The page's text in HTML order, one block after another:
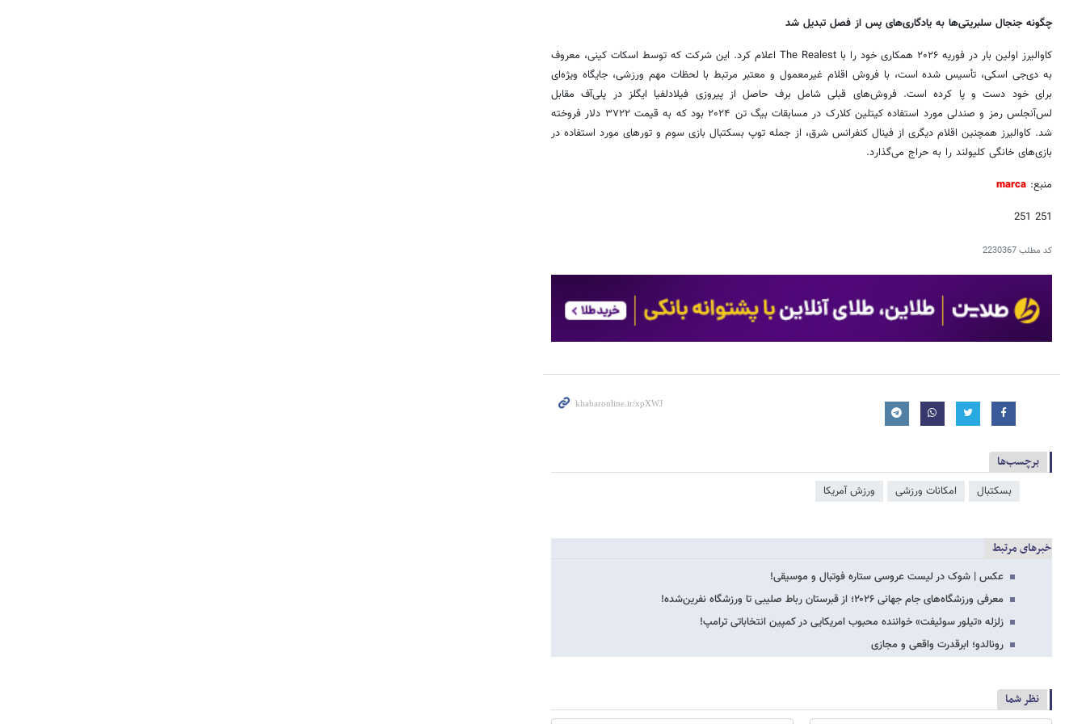
چگونه جنجال سلبریتی‌ها به یادگاری‌های پس از فصل تبدیل شد
کاوالیرز اولین بار در فوریه ۲۰۲۶ همکاری خود را با The Realest اعلام کرد. این شرکت که توسط اسکات کینی، معروف
به دی‌جی اسکی، تأسیس شده است، با فروش اقلام غیرمعمول و معتبر مرتبط با لحظات مهم ورزشی، جایگاه ویژه‌ای
برای خود دست و پا کرده است. فروش‌های قبلی شامل برف حاصل از پیروزی فیلادلفیا ایگلز در پلی‌آف مقابل
لس‌آنجلس رمز و صندلی مورد استفاده کیتلین کلارک در مسابقات بیگ تن ۲۰۲۴ بود که به قیمت ۳۷۲۲ دلار فروخته
شد. کاوالیرز همچنین اقلام دیگری از فینال کنفرانس شرق، از جمله توپ بسکتبال بازی سوم و تورهای مورد استفاده در
بازی‌های خانگی کلیولند را به حراج می‌گذارد.
منبع: marca
251 251
کد مطلب2230367
برچسب‌ها
بسکتبال امکانات ورزشی ورزش آمریکا
خبرهای مرتبط
عکس | شوک در لیست عروسی ستاره فوتبال و موسیقی!
معرفی ورزشگاه‌های جام جهانی ۲۰۲۶؛ از قبرستان رباط صلیبی تا ورزشگاه نفرین‌شده!
زلزله «تیلور سوئیفت» خواننده محبوب امریکایی در کمپین انتخاباتی ترامپ!
رونالدو؛ ابرقدرت واقعی و مجازی
نظر شما